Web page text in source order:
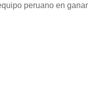
peruano en ganar